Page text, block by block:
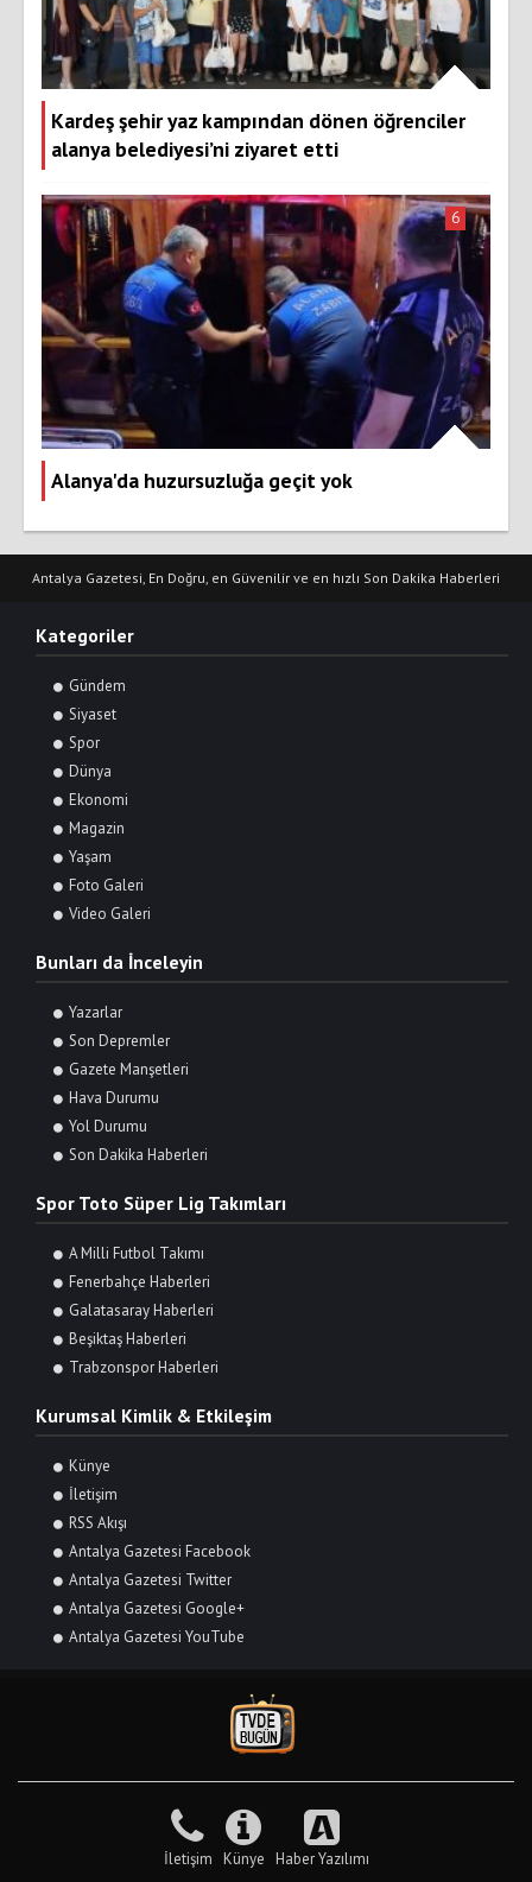
Kardeş şehir yaz kampından dönen öğrenciler
alanya belediyesi’ni ziyaret etti
Alanya'da huzursuzluğa geçit yok
6
Antalya Gazetesi, En Doğru, en Güvenilir ve en hızlı Son Dakika Haberleri
Kategoriler
Gündem
Siyaset
Spor
Dünya
Ekonomi
Magazin
Yaşam
Foto Galeri
Video Galeri
Bunları da İnceleyin
Yazarlar
Son Depremler
Gazete Manşetleri
Hava Durumu
Yol Durumu
Son Dakika Haberleri
Spor Toto Süper Lig Takımları
A Milli Futbol Takımı
Fenerbahçe Haberleri
Galatasaray Haberleri
Beşiktaş Haberleri
Trabzonspor Haberleri
Kurumsal Kimlik & Etkileşim
Künye
İletişim
RSS Akışı
Antalya Gazetesi Facebook
Antalya Gazetesi Twitter
Antalya Gazetesi Google+
Antalya Gazetesi YouTube
İletişim Künye Haber Yazılımı